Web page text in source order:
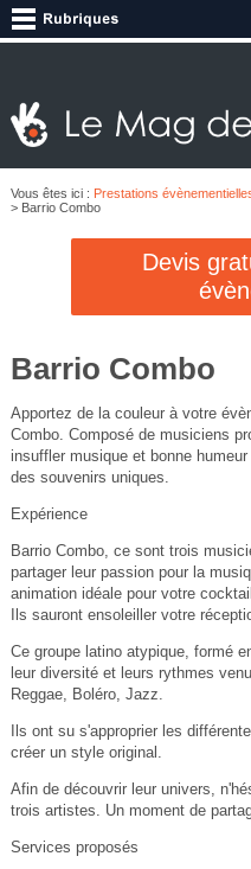
Vous êtes ici : Prestations
> Barrio Combo
Devis
Barrio Combo
Apportez de la couleur à votre
Combo. Composé de musiciens
insuffler musique et bonne
des souvenirs uniques.
Expérience
Barrio Combo, ce sont trois
partager leur passion pour la
animation idéale pour votre
Ils sauront ensoleiller votre
Ce groupe latino atypique, formé
leur diversité et leurs rythmes
Reggae, Boléro, Jazz.
Ils ont su s'approprier les
créer un style original.
Afin de découvrir leur univers,
trois artistes. Un moment de
Services proposés